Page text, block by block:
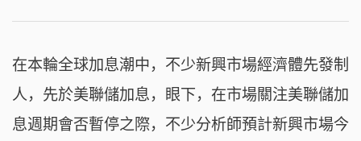
在本輪全球加息潮中，不少新興市場經濟體先發制
人，先於美聯儲加息，眼下，在市場關注美聯儲加
息週期會否暫停之際，不少分析師預計新興市場今